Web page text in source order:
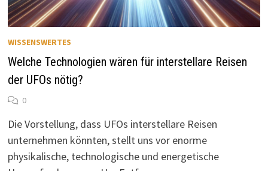
WISSENSWERTES
Welche Technologien wären für interstellare Reisen
der UFOs nötig?
0
Die Vorstellung, dass UFOs interstellare Reisen
unternehmen könnten, stellt uns vor enorme
physikalische, technologische und energetische